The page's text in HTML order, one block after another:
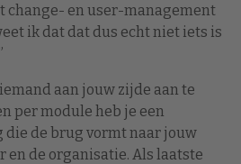
change- en user-management
ik dat dat dus echt niet iets is
aan jouw zijde aan te
per module heb je een
die de brug vormt naar jouw
de organisatie. Als laatste